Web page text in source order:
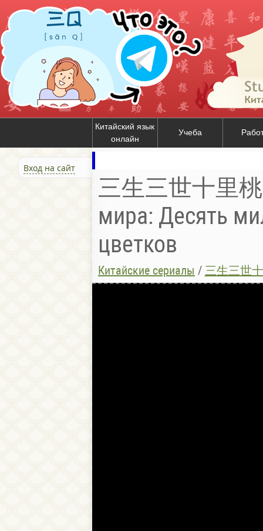
Китайский язык
онлайн
Учеба
Вход на сайт
三生三世十里
мира: Десять
цветков
Китайские сериалы / 三生三世十里桃